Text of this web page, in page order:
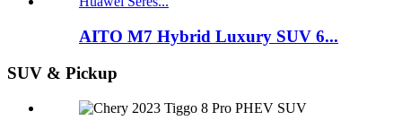
AITO M7 Hybrid Luxury SUV 6...
SUV & Pickup